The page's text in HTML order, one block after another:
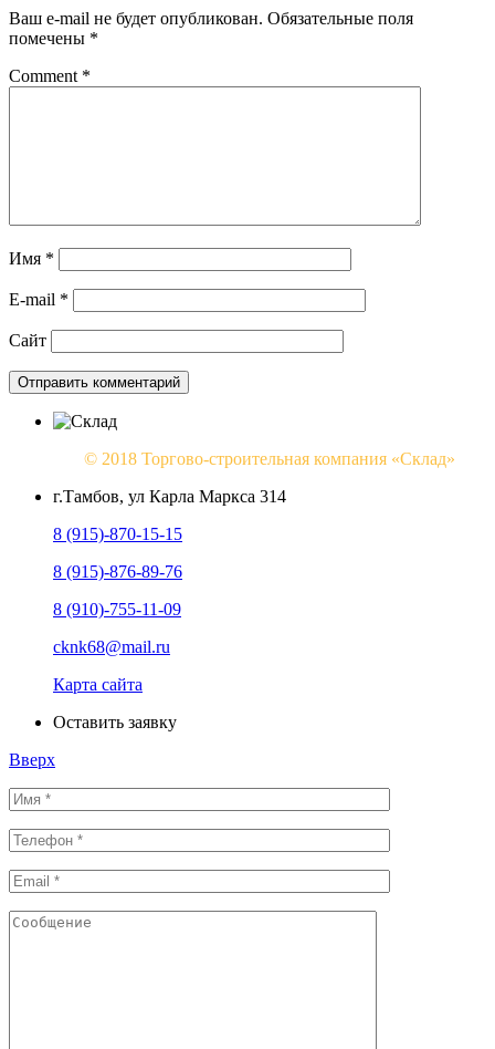
Ваш e-mail не будет опубликован. Обязательные поля
помечены *
Comment *
Имя *
E-mail *
Сайт
© 2018 Торгово-строительная компания «Склад»
г.Тамбов, ул Карла Маркса 314
8 (915)-870-15-15
8 (915)-876-89-76
8 (910)-755-11-09
cknk68@mail.ru
Карта сайта
Оставить заявку
Вверх